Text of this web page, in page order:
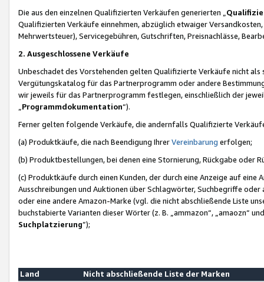
Die aus den einzelnen Qualifizierten Verkäufen generierten „
Qualifizierten Verkäufe einnehmen, abzüglich etwaiger
Mehrwertsteuer), Servicegebühren, Gutschriften, Preisnachlässe,
2. Ausgeschlossene Verkäufe
Unbeschadet des Vorstehenden gelten Qualifizierte Verkäufe nicht
Vergütungskatalog für das Partnerprogramm oder andere
wir jeweils für das Partnerprogramm festlegen, einschließlich der
Programmdokumentation“).
Ferner gelten folgende Verkäufe, die andernfalls Qualifizierte
(a) Produktkäufe, die nach Beendigung IhrerVereinbarung erfolgen;
(b) Produktbestellungen, bei denen eine Stornierung, Rückgabe oder
(c) Produktkäufe durch einen Kunden, der durch eine Anzeige auf
Ausschreibungen und Auktionen über Schlagwörter, Suchbegriffe
oder eine andere Amazon-Marke (vgl. die nicht abschließende Liste
buchstabierte Varianten dieser Wörter (z. B. „ammazon“, „amaozn“
Suchplatzierung”);
Land
Nicht abschließende Liste der Marken